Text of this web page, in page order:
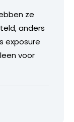
ze
anders
exposure
voor